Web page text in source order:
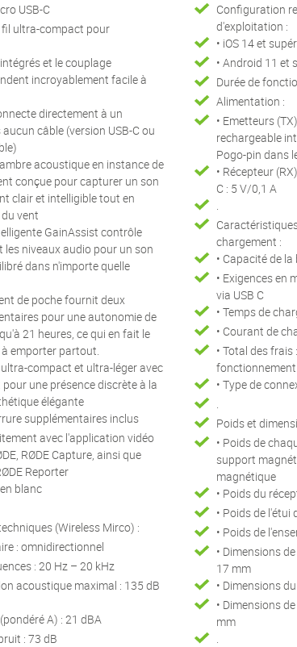
USB-C
ultra-compact pour
et le couplage
incroyablement facile à
directement à un
câble (version USB-C ou
acoustique en instance de
conçue pour capturer un son
clair et intelligible tout en
vent
GainAssist contrôle
niveaux audio pour un son
dans n'importe quelle
de poche fournit deux
pour une autonomie de
21 heures, ce qui en fait le
emporter partout.
compact et ultra-léger avec
une présence discrète à la
élégante
supplémentaires inclus
avec l'application vidéo
RØDE Capture, ainsi que
Reporter
blanc
(Wireless Mirco) :
: omnidirectionnel
: 20 Hz – 20 kHz
acoustique maximal : 135 dB
A) : 21 dBA
: 73 dB
Configuration
d'exploitation :
• iOS 14 et
• Android 11 et
Durée de
Alimentation :
• Emetteurs
rechargeable
Pogo-pin dans
• Récepteur
C : 5 V/0,1 A
.
chargement :
• Capacité de
• Exigences en
via USB C
• Temps de
• Courant de
• Total des
• Type de
.
Poids et
• Poids de
support
magnétique
• Poids du
• Poids de l'étui
• Poids de
• Dimensions
17 mm
• Dimensions
• Dimensions
mm
.